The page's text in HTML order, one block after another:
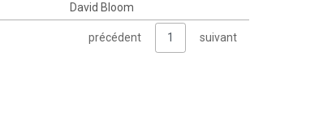
David Bloom
précédent 1 suivant